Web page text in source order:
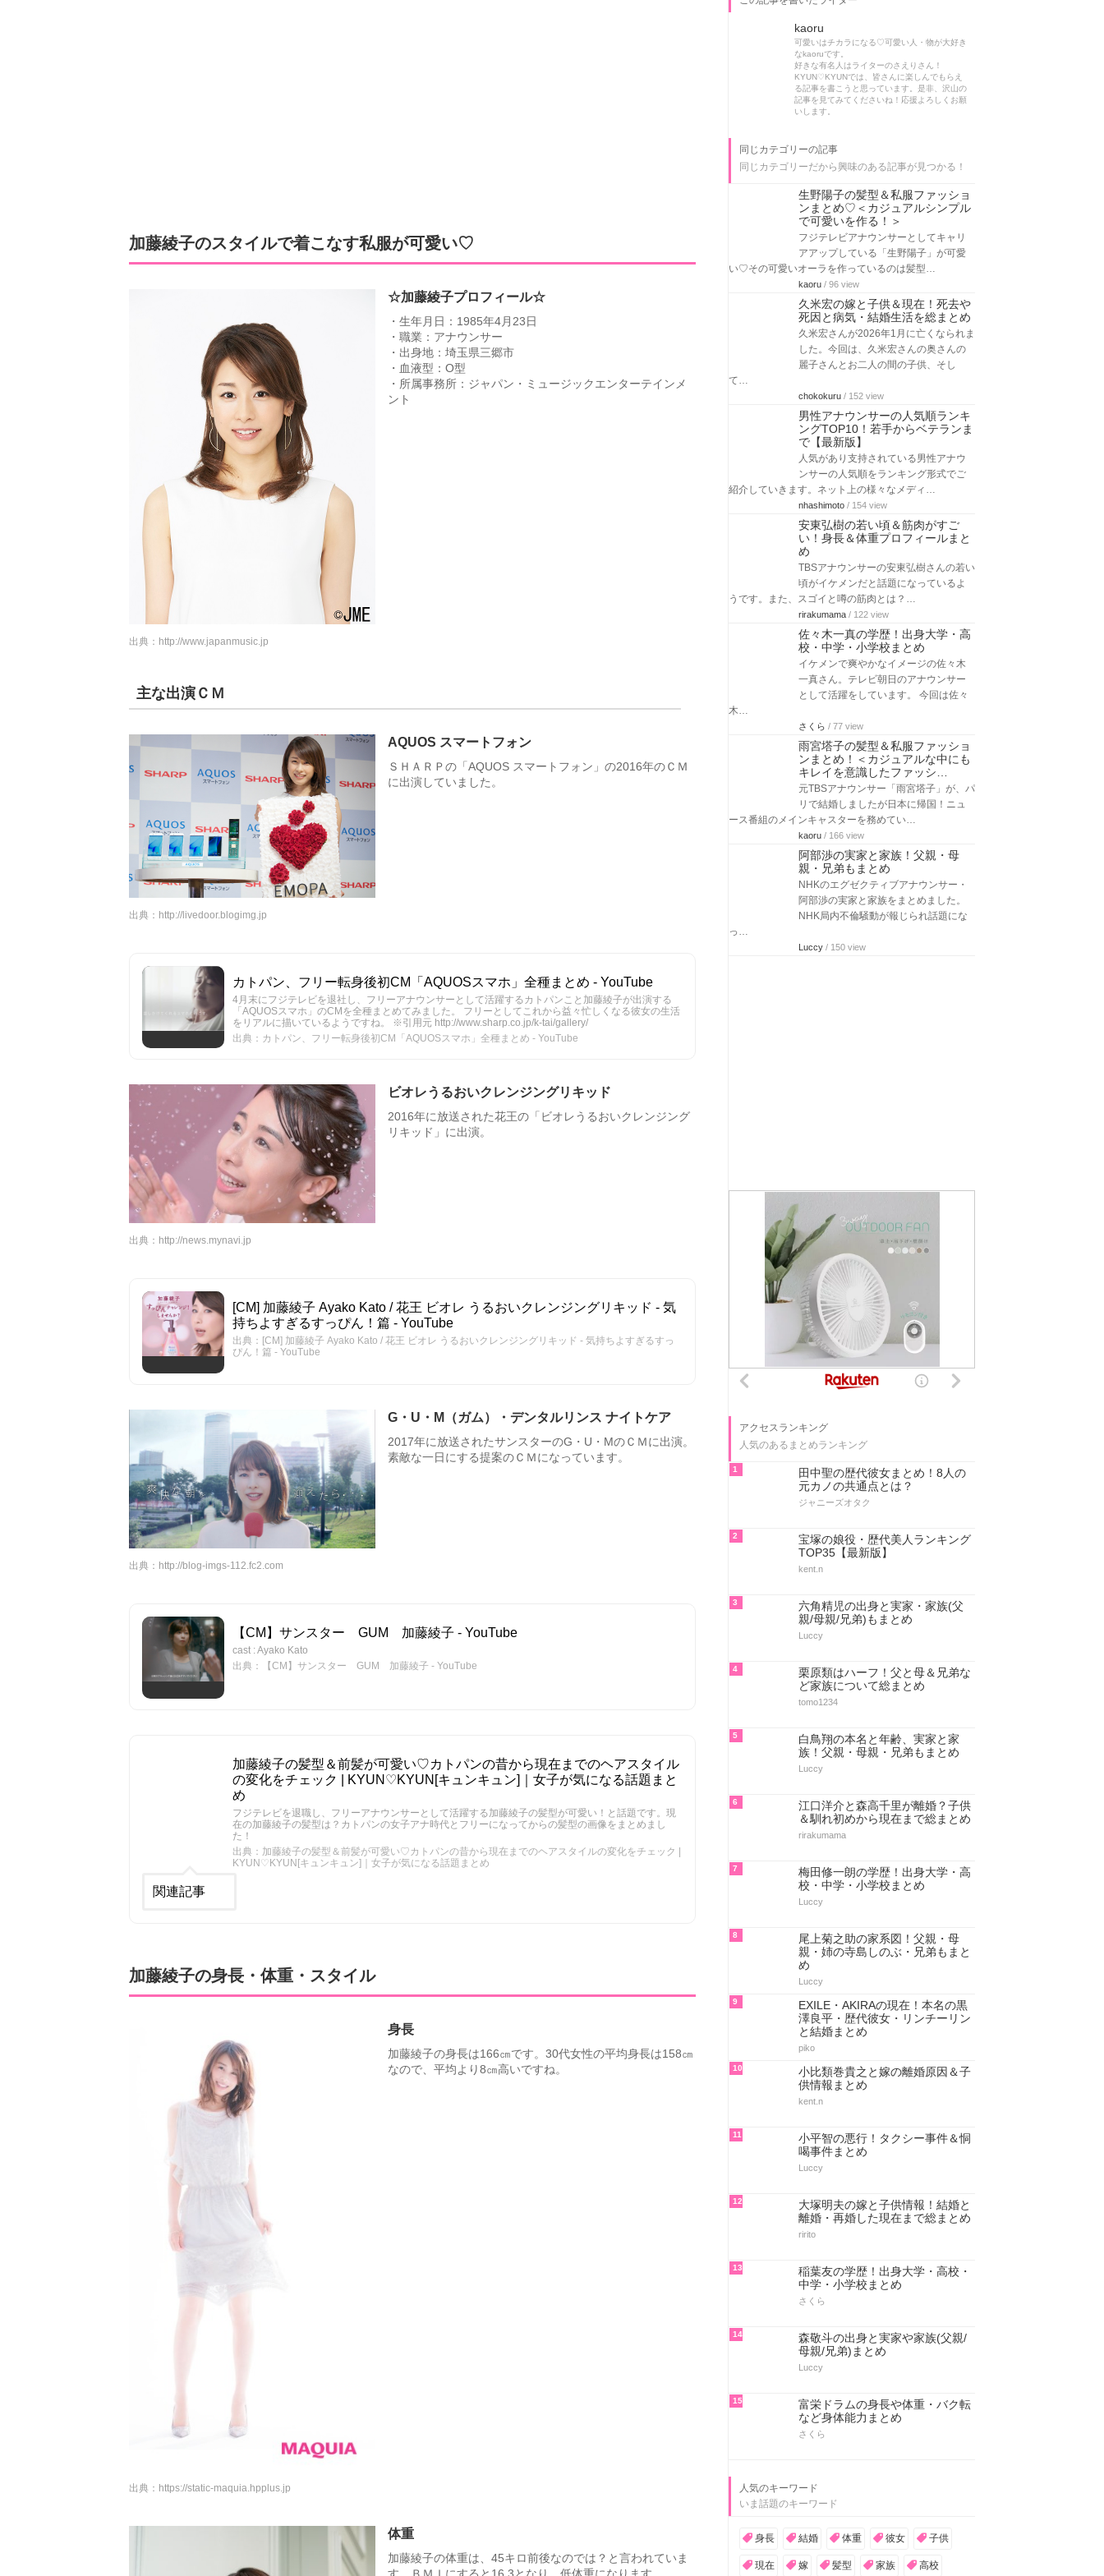
加藤綾子のスタイルで着こなす私服が可愛い♡
☆加藤綾子プロフィール☆
・生年月日：1985年4月23日
・職業：アナウンサー
・出身地：埼玉県三郷市
・血液型：O型
・所属事務所：ジャパン・ミュージックエンターテインメ
ント
出典： http://www.japanmusic.jp
主な出演ＣＭ
AQUOS スマートフォン
ＳＨＡＲＰの「AQUOS スマートフォン」の2016年のＣＭ
に出演していました。
出典： http://livedoor.blogimg.jp
カトパン、フリー転身後初CM「AQUOSスマホ」全種まとめ - YouTube
4月末にフジテレビを退社し、フリーアナウンサーとして活躍するカトパンこと加藤綾子が出演する
「AQUOSスマホ」のCMを全種まとめてみました。 フリーとしてこれから益々忙しくなる彼女の生活
をリアルに描いているようですね。 ※引用元 http://www.sharp.co.jp/k-tai/gallery/
出典：カトパン、フリー転身後初CM「AQUOSスマホ」全種まとめ - YouTube
ビオレうるおいクレンジングリキッド
2016年に放送された花王の「ビオレうるおいクレンジング
リキッド」に出演。
出典： http://news.mynavi.jp
[CM] 加藤綾子 Ayako Kato / 花王 ビオレ うるおいクレンジングリキッド - 気
持ちよすぎるすっぴん！篇 - YouTube
出典：[CM] 加藤綾子 Ayako Kato / 花王 ビオレ うるおいクレンジングリキッド - 気持ちよすぎるすっ
ぴん！篇 - YouTube
G・U・M（ガム）・デンタルリンス ナイトケア
2017年に放送されたサンスターのG・U・MのＣＭに出演。
素敵な一日にする提案のＣＭになっています。
出典： http://blog-imgs-112.fc2.com
【CM】サンスター GUM 加藤綾子 - YouTube
cast : Ayako Kato
出典：【CM】サンスター GUM 加藤綾子 - YouTube
加藤綾子の髪型＆前髪が可愛い♡カトパンの昔から現在までのヘアスタイル
の変化をチェック | KYUN♡KYUN[キュンキュン]｜女子が気になる話題まと
め
フジテレビを退職し、フリーアナウンサーとして活躍する加藤綾子の髪型が可愛い！と話題です。現
在の加藤綾子の髪型は？カトパンの女子アナ時代とフリーになってからの髪型の画像をまとめまし
た！
出典：加藤綾子の髪型＆前髪が可愛い♡カトパンの昔から現在までのヘアスタイルの変化をチェック |
KYUN♡KYUN[キュンキュン]｜女子が気になる話題まとめ
関連記事
加藤綾子の身長・体重・スタイル
身長
加藤綾子の身長は166㎝です。30代女性の平均身長は158㎝
なので、平均より8㎝高いですね。
出典： https://static-maquia.hpplus.jp
体重
加藤綾子の体重は、45キロ前後なのでは？と言われていま
kaoru
可愛いはチカラになる♡可愛い人・物が大好き
なkaoruです。
好きな有名人はライターのさえりさん！
KYUN♡KYUNでは、皆さんに楽しんでもらえ
る記事を書こうと思っています。是非、沢山の
記事を見てみてくださいね！応援よろしくお願
いします。
同じカテゴリーの記事
同じカテゴリーだから興味のある記事が見つかる！
生野陽子の髪型＆私服ファッショ
ンまとめ♡＜カジュアルシンプル
で可愛いを作る！＞
フジテレビアナウンサーとしてキャリ
アアップしている「生野陽子」が可愛
い♡その可愛いオーラを作っているのは髪型…
kaoru / 96 view
久米宏の嫁と子供＆現在！死去や
死因と病気・結婚生活を総まとめ
久米宏さんが2026年1月に亡くなられま
した。今回は、久米宏さんの奥さんの
麗子さんとお二人の間の子供、そし
て…
chokokuru / 152 view
男性アナウンサーの人気順ランキ
ングTOP10！若手からベテランま
で【最新版】
人気があり支持されている男性アナウ
ンサーの人気順をランキング形式でご
紹介していきます。ネット上の様々なメディ…
nhashimoto / 154 view
安東弘樹の若い頃＆筋肉がすご
い！身長＆体重プロフィールまと
め
TBSアナウンサーの安東弘樹さんの若い
頃がイケメンだと話題になっているよ
うです。また、スゴイと噂の筋肉とは？…
rirakumama / 122 view
佐々木一真の学歴！出身大学・高
校・中学・小学校まとめ
イケメンで爽やかなイメージの佐々木
一真さん。テレビ朝日のアナウンサー
として活躍をしています。 今回は佐々
木…
さくら / 77 view
雨宮塔子の髪型＆私服ファッショ
ンまとめ！＜カジュアルな中にも
キレイを意識したファッシ…
元TBSアナウンサー「雨宮塔子」が、パ
リで結婚しましたが日本に帰国！ニュ
ース番組のメインキャスターを務めてい…
kaoru / 166 view
阿部渉の実家と家族！父親・母
親・兄弟もまとめ
NHKのエグゼクティブアナウンサー・
阿部渉の実家と家族をまとめました。
NHK局内不倫騒動が報じられ話題にな
っ…
Luccy / 150 view
アクセスランキング
人気のあるまとめランキング
1
田中聖の歴代彼女まとめ！8人の
元カノの共通点とは？
ジャニーズオタク
2
宝塚の娘役・歴代美人ランキング
TOP35【最新版】
kent.n
3
六角精児の出身と実家・家族(父
親/母親/兄弟)もまとめ
Luccy
4
栗原類はハーフ！父と母＆兄弟な
ど家族について総まとめ
tomo1234
5
白鳥翔の本名と年齢、実家と家
族！父親・母親・兄弟もまとめ
Luccy
6
江口洋介と森高千里が離婚？子供
＆馴れ初めから現在まで総まとめ
rirakumama
7
梅田修一朗の学歴！出身大学・高
校・中学・小学校まとめ
Luccy
8
尾上菊之助の家系図！父親・母
親・姉の寺島しのぶ・兄弟もまと
め
Luccy
9
EXILE・AKIRAの現在！本名の黒
澤良平・歴代彼女・リンチーリン
と結婚まとめ
piko
10
小比類巻貴之と嫁の離婚原因＆子
供情報まとめ
kent.n
11
小平智の悪行！タクシー事件＆恫
喝事件まとめ
Luccy
12
大塚明夫の嫁と子供情報！結婚と
離婚・再婚した現在まで総まとめ
ririto
13
稲葉友の学歴！出身大学・高校・
中学・小学校まとめ
さくら
14
森敬斗の出身と実家や家族(父親/
母親/兄弟)まとめ
Luccy
15
富栄ドラムの身長や体重・バク転
など身体能力まとめ
さくら
人気のキーワード
いま話題のキーワード
身長 結婚 体重 彼女 子供
現在 嫁 髪型 家族 高校